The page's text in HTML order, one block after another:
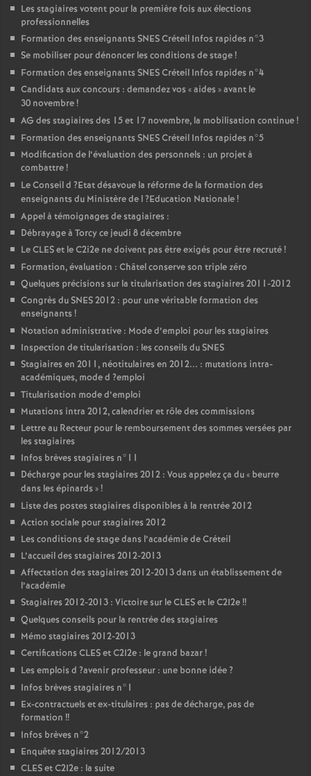
Les stagiaires votent pour la première fois aux élections
professionnelles
Formation des enseignants SNESCréteil Infos rapides n°3
Se mobiliser pour dénoncer les conditions de stage!
Formation des enseignants SNESCréteil Infos rapides n°4
Candidats aux concours : demandez vos «aides » avant le
30 novembre!
AG des stagiaires des 15 et 17 novembre, la mobilisation continue!
Formation des enseignants SNESCréteil Infos rapides n°5
Modification de l’évaluation des personnels : un projet à
combattre!
Le Conseil d ?Etat désavoue la réforme de la formation des
enseignants du Ministère de l?Education Nationale!
Appel à témoignages de stagiaires :
Débrayage à Torcy ce jeudi 8 décembre
LeCLESet le C2i2e ne doivent pas être exigés pour être recruté!
Formation, évaluation : Châtel conserve son triple zéro
Quelques précisions sur la titularisation des stagiaires 2011-2012
Congrès duSNES2012 : pour une véritable formation des
enseignants !
Notation administrative : Mode d’emploi pour les stagiaires
Inspection de titularisation : les conseils duSNES
Stagiaires en 2011, néotitulaires en 2012... : mutations intra-
académiques, mode d ?emploi
Titularisation mode d’emploi
Mutations intra 2012, calendrier et rôle des commissions
Lettre au Recteur pour le remboursement des sommes versées par
les stagiaires
Infos brèves stagiaires n°11
Décharge pour les stagiaires 2012 : Vous appelez ça du « beurre
dans les épinards »!
Liste des postes stagiaires disponibles à la rentrée 2012
Action sociale pour stagiaires 2012
Les conditions de stage dans l’académie de Créteil
L’accueil des stagiaires 2012-2013
Affectation des stagiaires 2012-2013 dans un établissement de
l’académie
Stagiaires 2012-2013 : Victoire sur leCLESet le C2I2e!!
Quelques conseils pour la rentrée des stagiaires
Mémo stagiaires 2012-2013
Certifications CLESet C2I2e : le grand bazar!
Les emplois d ?avenir professeur : une bonne idée?
Infos brèves stagiaires n°1
Ex-contractuels et ex-titulaires : pas de décharge, pas de
formation !!
Infos brèves n°2
Enquête stagiaires 2012/2013
CLESet C2I2e : la suite